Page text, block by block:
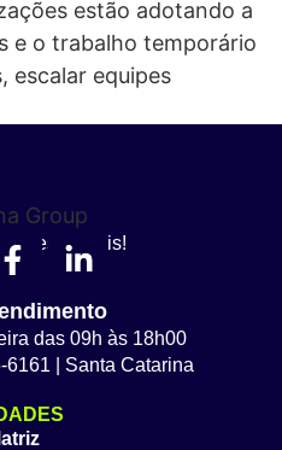
estão adotando a
e o trabalho temporário
escalar equipes
redes sociais!
das 09h às 18h00
6161 | Santa Catarina